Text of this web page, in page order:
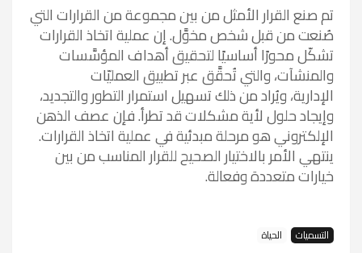
تم صنع القرار الأمثل من بين مجموعة من القرارات التي
صُنعت من قبل شخص مخوَّل. إن عملية اتخاذ القرارات
تشكّل محورًا أساسيًا لتحقيق أهداف المؤسَّسات
والمنشآت، والتي تُحقَّق عبر تطبيق العمليّات
الإدارية،ويُراد من ذلك تسهيل استمرار التطور والتجديد،
وإيجاد حلول لأية مشكلات قد تطرأ. فإن عصف الذهن
الإلكتروني هو مرحلة مبدئية في عملية اتخاذ القرارات.
ينتهي الأمر بالاختيار الصحيح للقرار المناسب من بين
خيارات متعددة وفعالة.
التسميات الحياة